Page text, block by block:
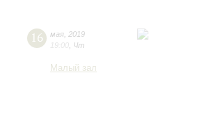
16 мая 2019
19:00 Чт
Малый зал